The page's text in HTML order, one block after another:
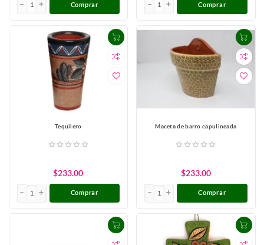
Comprar Comprar
Tequilero
$233.00
Comprar
Maceta de barro capulineada
$233.00
Comprar